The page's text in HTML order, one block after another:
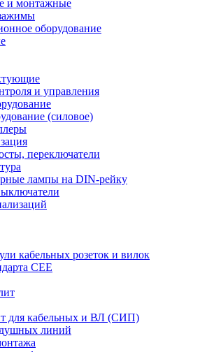
и монтажные
оборудование
и управления
(силовое)
переключатели
лампы на DIN-рейку
кабельных розеток и вилок
CEE
для кабельных и ВЛ (СИП)
линий